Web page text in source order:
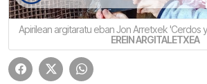
Apirilean argitaratu eban Jon Arretxek 'Cerdos
EREIN ARGITALETXEA